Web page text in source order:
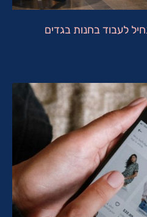
לעבוד בחנות בגדים